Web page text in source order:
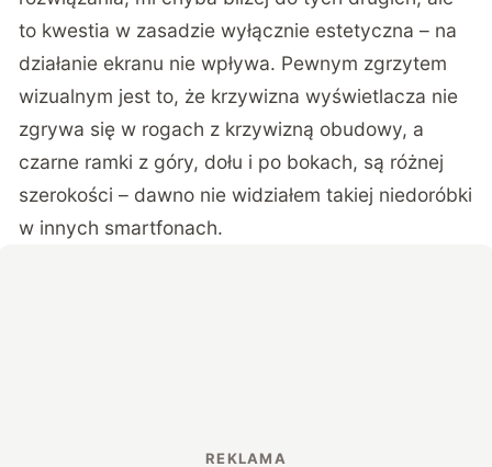
to kwestia w zasadzie wyłącznie estetyczna – na
działanie ekranu nie wpływa. Pewnym zgrzytem
wizualnym jest to, że krzywizna wyświetlacza nie
zgrywa się w rogach z krzywizną obudowy, a
czarne ramki z góry, dołu i po bokach, są różnej
szerokości – dawno nie widziałem takiej niedoróbki
w innych smartfonach.